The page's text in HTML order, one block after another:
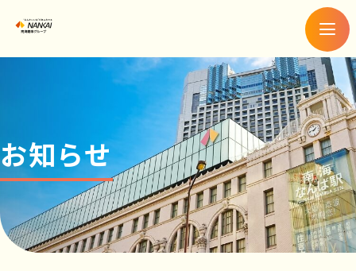
メ
ニ
ュ
ー
お知らせ